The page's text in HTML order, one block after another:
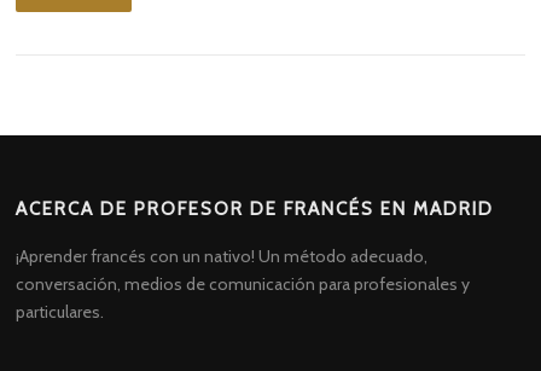
ACERCA DE PROFESOR DE FRANCÉS EN MADRID
¡Aprender francés con un nativo! Un método adecuado,
conversación, medios de comunicación para profesionales y
particulares.